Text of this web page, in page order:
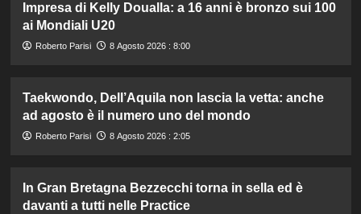
Impresa di Kelly Doualla: a 16 anni è bronzo sui 100
ai Mondiali U20
Roberto Parisi 8 Agosto 2026 : 8:00
Taekwondo, Dell’Aquila non lascia la vetta: anche
ad agosto è il numero uno del mondo
Roberto Parisi 8 Agosto 2026 : 2:05
In Gran Bretagna Bezzecchi torna in sella ed è
davanti a tutti nelle Practice